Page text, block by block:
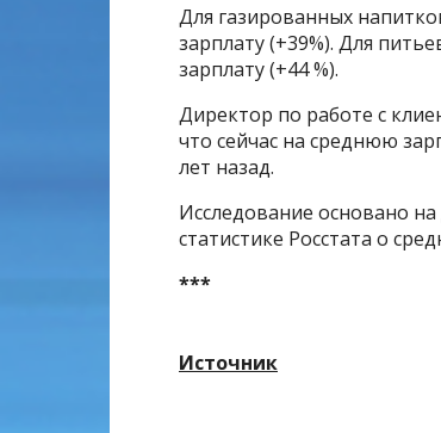
Для газированных
зарплату (+39%). Для
зарплату (+44 %).
Директор по работе с
что сейчас на среднюю
лет назад.
Исследование основано
статистике Росстата о
***
Источник